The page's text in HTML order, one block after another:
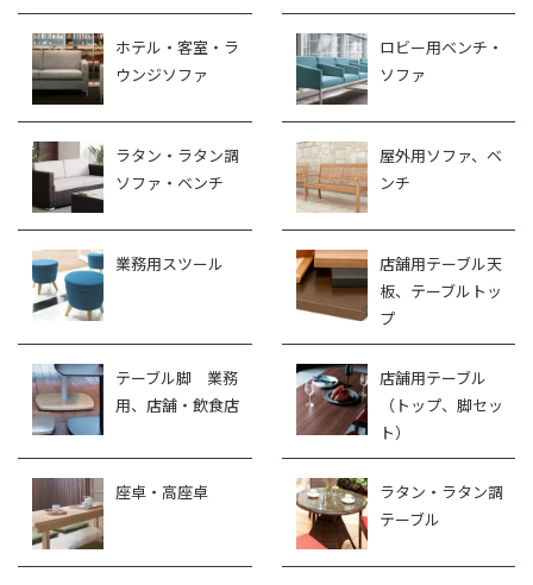
ホテル・客室・ラ
ウンジソファ
ロビー用ベンチ・
ソファ
ラタン・ラタン調
ソファ・ベンチ
屋外用ソファ、ベ
ンチ
業務用スツール
店舗用テーブル天
板、テーブルトッ
プ
テーブル脚 業務
用、店舗・飲食店
店舗用テーブル
（トップ、脚セッ
ト）
座卓・高座卓
ラタン・ラタン調
テーブル